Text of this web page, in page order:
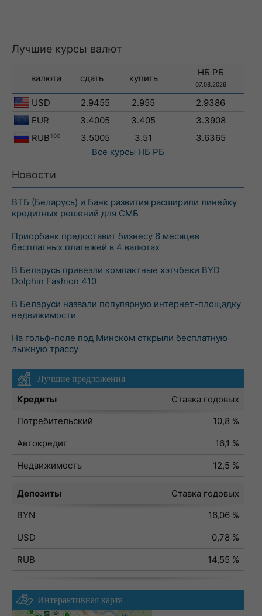
Лучшие курсы валют
валюта сдать купить
НБ РБ
07.08.2026
USD 2.9455 2.955
2.9386
EUR
3.4005 3.405
3.3908
RUB 100 3.5005 3.51
3.6365
Все курсы НБ РБ
Новости
ВТБ (Беларусь) и Банк развития расширили линейку
кредитных решений для СМБ
Приорбанк предоставит бизнесу 6 месяцев
бесплатных платежей в 4 валютах
В Беларусь привезли компактные хэтчбеки BYD
Dolphin Fashion 410
В Беларуси назвали популярную интернет-площадку
недвижимости
На гольф-поле под Минском открыли бесплатную
лыжную трассу
Лучшие предложения
Кредиты
Ставка годовых
Потребительский
10,8 %
Автокредит
16,1 %
Недвижимость
12,5 %
Депозиты
Ставка годовых
BYN
16,06 %
USD
0,78 %
RUB
14,55 %
Интерактивная карта